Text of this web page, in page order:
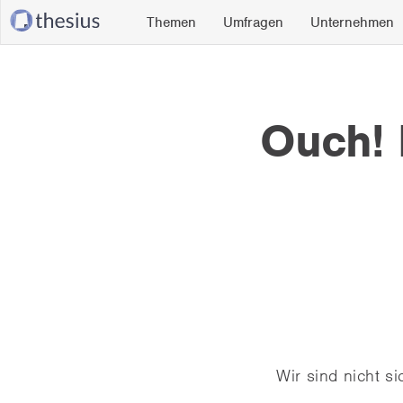
Themen Umfragen Unternehmen
Ouch!
Wir sind nicht